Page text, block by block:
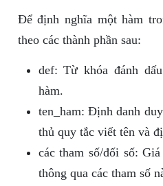
Để định nghĩa một hàm
theo các thành phần sau:
def: Từ khóa đánh
hàm.
ten_ham: Định danh
thủ quy tắc viết tên và
các tham số/đối số:
thông qua các tham số